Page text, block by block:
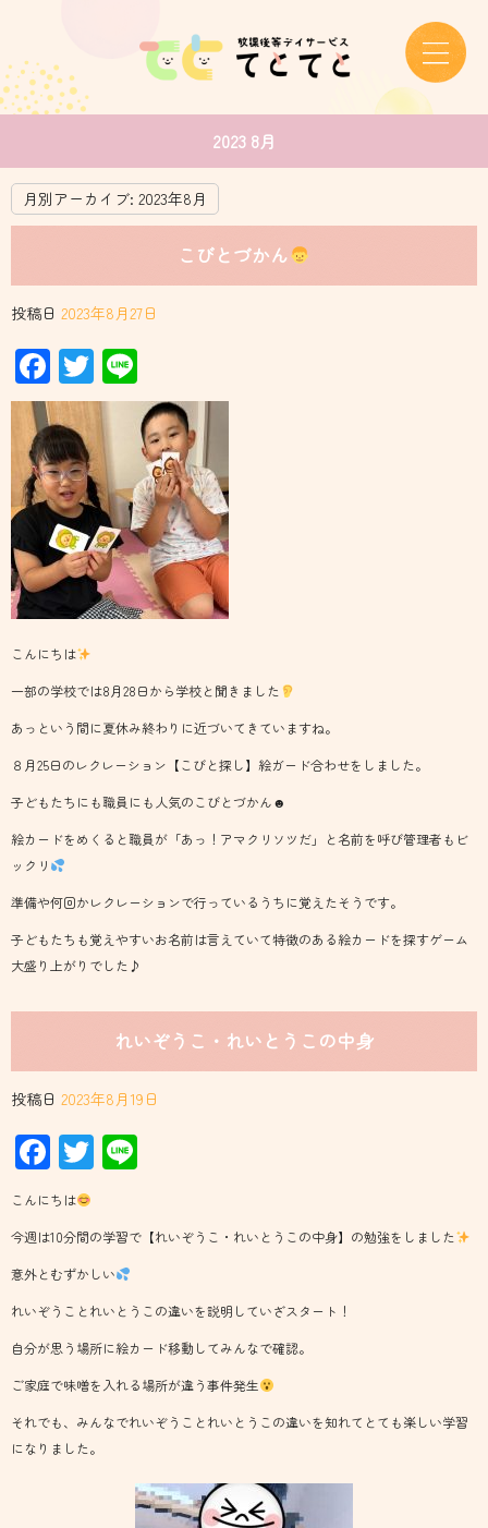
2023 8月
月別アーカイブ: 2023年8月
こびとづかん
投稿日 2023年8月27日
Facebook
Twitter
こんにちは
一部の学校では8月28日から学校と聞きました
あっという間に夏休み終わりに近づいてきていますね。
８月25日のレクレーション【こびと探し】絵ガード合わせをしました。
子どもたちにも職員にも人気のこびとづかん☻
絵カードをめくると職員が「あっ！アマクリソツだ」と名前を呼び管理者もビ
ックリ
準備や何回かレクレーションで行っているうちに覚えたそうです。
子どもたちも覚えやすいお名前は言えていて特徴のある絵カードを探すゲーム
大盛り上がりでした♪
れいぞうこ・れいとうこの中身
投稿日 2023年8月19日
Facebook
Twitter
こんにちは
今週は10分間の学習で【れいぞうこ・れいとうこの中身】の勉強をしました
意外とむずかしい
れいぞうことれいとうこの違いを説明していざスタート！
自分が思う場所に絵カード移動してみんなで確認。
ご家庭で味噌を入れる場所が違う事件発生
それでも、みんなでれいぞうことれいとうこの違いを知れてとても楽しい学習
になりました。